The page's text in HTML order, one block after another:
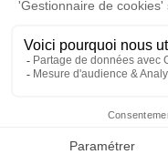
Faire-part
Cérémonie
Eglise Saint-
69380 Chazay